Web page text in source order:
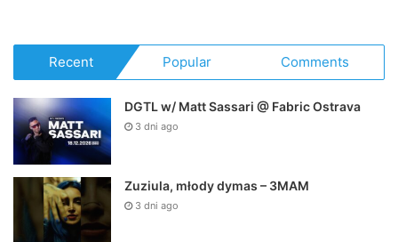
Recent Popular Comments
DGTL w/ Matt Sassari @ Fabric Ostrava
3 dni ago
Zuziula, młody dymas – 3MAM
3 dni ago